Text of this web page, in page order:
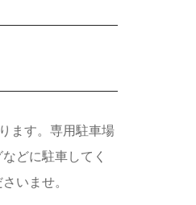
ます。専用駐車場
どに駐車してく
いませ。